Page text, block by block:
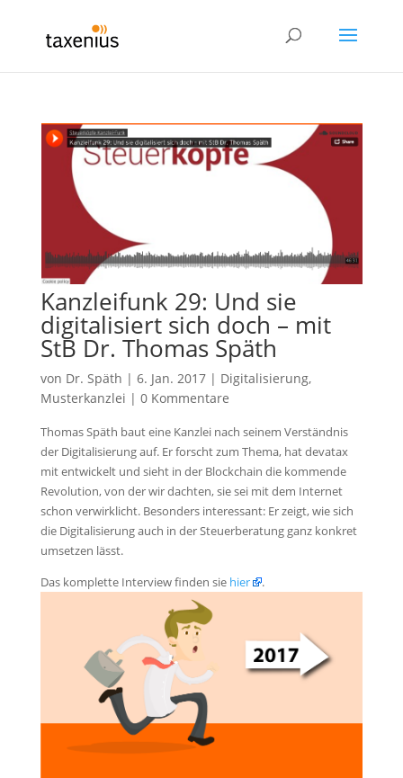
Kanzleifunk 29: Und sie
digitalisiert sich doch – mit
StB Dr. Thomas Späth
von Dr. Späth | 6. Jan. 2017| Digitalisierung,
Musterkanzlei | 0 Kommentare
Thomas Späth baut eine Kanzlei nach seinem Verständnis
der Digitalisierung auf. Er forscht zum Thema, hat devatax
mit entwickelt und sieht in der Blockchain die kommende
Revolution, von der wir dachten, sie sei mit dem Internet
schon verwirklicht. Besonders interessant: Er zeigt, wie sich
die Digitalisierung auch in der Steuerberatung ganz konkret
umsetzen lässt.
Das komplette Interview finden sie hier .